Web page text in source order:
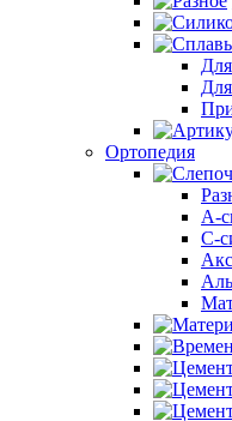
Ортопедия
А-
С-